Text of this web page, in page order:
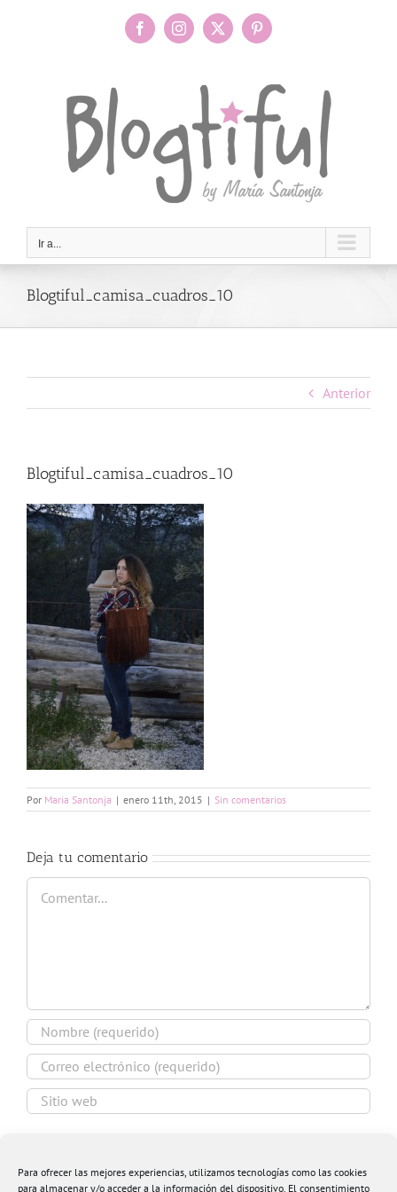
Para ofrecer las mejores experiencias, utilizamos tecnologías como las cookies
para almacenar y/o acceder a la información del dispositivo. El consentimiento
FacebookInstagram
X Pinterest
Ir a...
Blogtiful_camisa_cuadros_10
Anterior
Blogtiful_camisa_cuadros_10
Por Maria Santonja | enero 11th, 2015 | Sin comentarios
Deja tu comentario
Comentar
navegador para la próxima vez que comente.